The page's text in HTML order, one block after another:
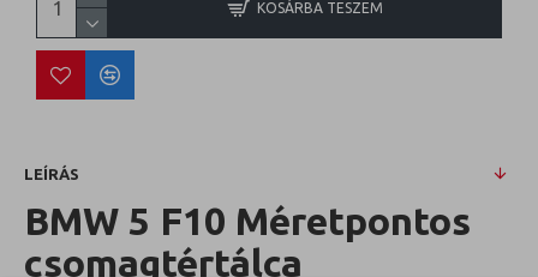
KOSÁRBA TESZEM
LEÍRÁS
BMW 5 F10 Méretpontos
csomagtértálca